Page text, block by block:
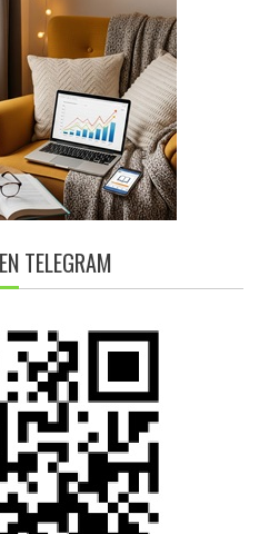
TELEGRAM